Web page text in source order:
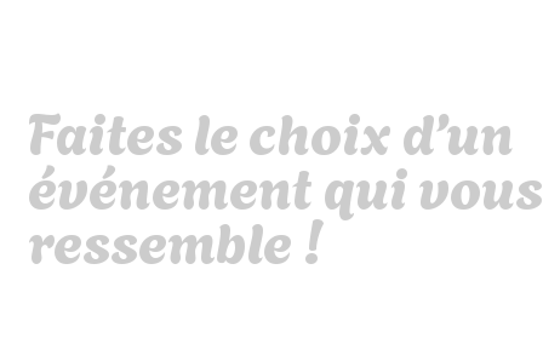
Faites le choix d’un
événement qui vous
ressemble !